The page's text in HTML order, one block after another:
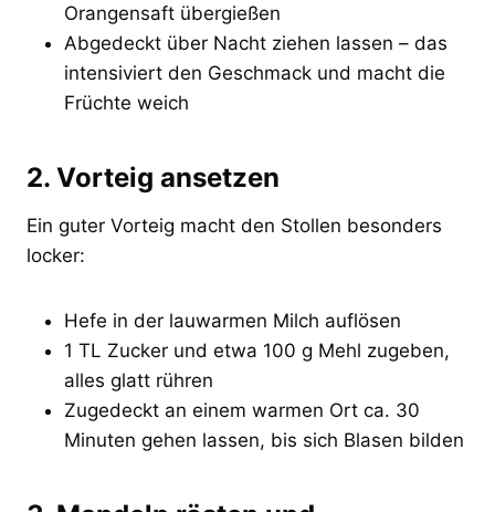
Orangensaft übergießen
Abgedeckt über Nacht ziehen lassen – das
intensiviert den Geschmack und macht die
Früchte weich
2. Vorteig ansetzen
Ein guter Vorteig macht den Stollen besonders
locker:
Hefe in der lauwarmen Milch auflösen
1 TL Zucker und etwa 100 g Mehl zugeben,
alles glatt rühren
Zugedeckt an einem warmen Ort ca. 30
Minuten gehen lassen, bis sich Blasen bilden